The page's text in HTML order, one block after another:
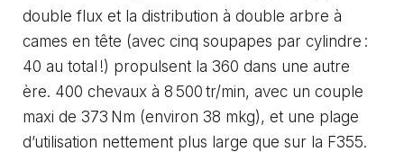
double flux et la distribution à double arbre à
cames en tête (avec cinq soupapes par cylindre :
40 au total !) propulsent la 360 dans une autre
ère. 400 chevaux à 8 500 tr/min, avec un couple
maxi de 373 Nm (environ 38 mkg), et une plage
d’utilisation nettement plus large que sur la F355.